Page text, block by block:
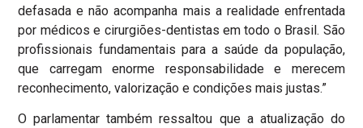
defasada e não acompanha mais a realidade enfrentada
por médicos e cirurgiões-dentistas em todo o Brasil. São
profissionais fundamentais para a saúde da população,
que carregam enorme responsabilidade e merecem
reconhecimento, valorização e condições mais justas.”
O parlamentar também ressaltou que a atualização do